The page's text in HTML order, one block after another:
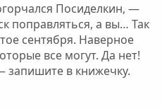
Посиделкин, —
поправляться, а вы… Так
сентября. Наверное
все могут. Да нет!
в книжечку.